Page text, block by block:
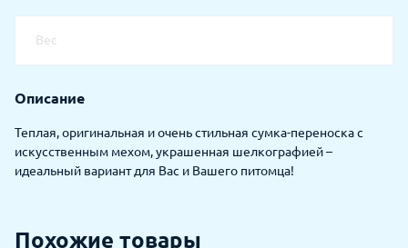
Вес
Описание
Теплая, оригинальная и очень стильная сумка-переноска с
искусственным мехом, украшенная шелкографией –
идеальный вариант для Вас и Вашего питомца!
Похожие товары